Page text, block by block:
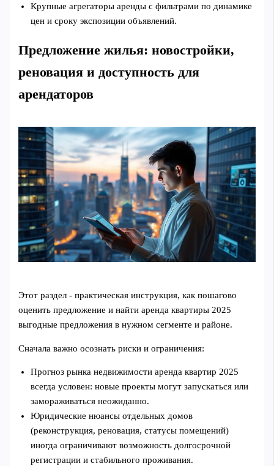
Крупные агрегаторы аренды с фильтрами по динамике
цен и сроку экспозиции объявлений.
Предложение жилья: новостройки,
реновация и доступность для
арендаторов
Этот раздел - практическая инструкция, как пошагово
оценить предложение и найти аренда квартиры 2025
выгодные предложения в нужном сегменте и районе.
Сначала важно осознать риски и ограничения:
Прогноз рынка недвижимости аренда квартир 2025
всегда условен: новые проекты могут запускаться или
замораживаться неожиданно.
Юридические нюансы отдельных домов
(реконструкция, реновация, статусы помещений)
иногда ограничивают возможность долгосрочной
регистрации и стабильного проживания.